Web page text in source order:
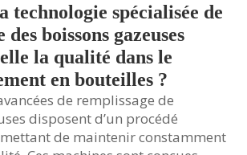
technologie spécialisée de
boissons gazeuses
la qualité dans le
en bouteilles ?
de remplissage de
disposent d’un procédé
de maintenir constamment